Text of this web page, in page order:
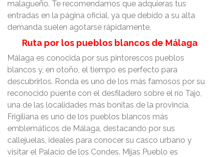
malagueño. Te recomendamos que adquieras tus
entradas en la página oficial, ya que debido a su alta
demanda suelen agotarse rápidamente.
Ruta por los pueblos blancos de Málaga
Málaga es conocida por sus pintorescos pueblos
blancos y, en otoño, el tiempo es perfecto para
descubrirlos. Ronda es uno de los más famosos por su
reconocido puente con el desfiladero sobre el río Tajo,
una de las localidades más bonitas de la provincia.
Frigiliana es uno de los pueblos blancos más
emblemáticos de Málaga, destacando por sus
callejuelas, ideales para conocer su casco urbano y
visitar el Palacio de los Condes. Mijas Pueblo es